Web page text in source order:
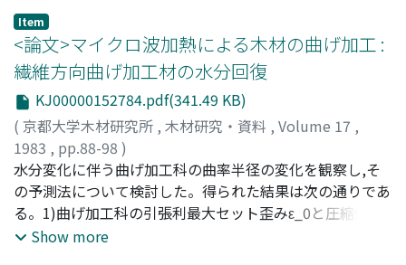
材主成分分子鎖のミクロブラウン運動に,βcwぱ側鎖カプ
リル基の運動に,γcwぱ直鎖メチレソ単位を少くとも3個程
度含む運動に,それぞれ基づくと考えられた。また,応力一
伸び測定の結果,カプリル化木材フィルムの破断時伸びは
90%に達した。カプリル化木材とポリエチレソ,ナイロソ,
あるいはポリエステルとのブレンド物の混和性を検討した
結果,いずれも二相混合系を形成することが明らかとなっ
た。その際,用いた合成高分子の種類によって混合の程度
に差が認められ,差の判定には破断時伸びが最も適当な指
標であった。この結果,カプリル化木材との混合状態が最
もすぐれているものはポリエステルで,ポリエチレソが最
Item
<論文>マイクロ波加熱による木材の曲げ加工 :
繊維方向曲げ加工材の水分回復
KJ00000152784.pdf(341.49 KB)
( 京都大学木材研究所 , 木材研究・資料 , Volume 17 ,
1983 , pp.88-98 )
青木, 務;則元, 京;AOKI, Tsutomu;NORIMOTO, Misato;
アオキ, ツトム;ノリモト, ミサト
水分変化に伴う曲げ加工科の曲率半径の変化を観察し,そ
の予測法について検討した。得られた結果は次の通りであ
る。1)曲げ加工科の引張利最大セット歪みε_0と圧縮側の
それεIとはεI=-2_<ε0>の関係にある。 圧縮側で座屈が生じ
Show more